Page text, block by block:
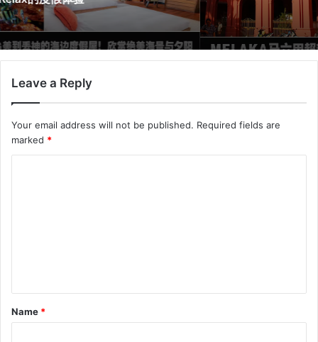
Leave a Reply
Your email address will not be published. Required fields are
marked *
t
*
Name *